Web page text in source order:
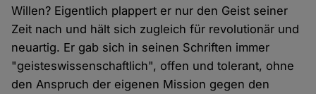
Willen? Eigentlich plappert er nur den Geist seiner
Zeit nach und hält sich zugleich für revolutionär und
neuartig. Er gab sich in seinen Schriften immer
"geisteswissenschaftlich", offen und tolerant, ohne
den Anspruch der eigenen Mission gegen den